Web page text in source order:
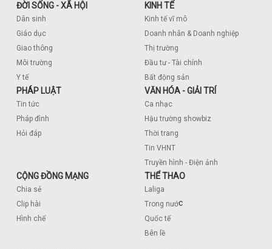
ĐỜI SỐNG - XÃ HỘI
Dân sinh
Giáo dục
Giao thông
Môi trường
Y tế
KINH TẾ
Kinh tế vĩ mô
Doanh nhân & Doanh nghiệp
Thị trường
Đầu tư - Tài chính
Bất động sản
PHÁP LUẬT
Tin tức
Pháp đình
Hỏi đáp
VĂN HÓA - GIẢI TRÍ
Ca nhạc
Hậu trường showbiz
Thời trang
Tin VHNT
Truyền hình - Điện ảnh
CỘNG ĐỒNG MẠNG
Chia sẻ
Clip hài
Hình chế
THỂ THAO
Laliga
Trong nước
Quốc tế
Bên lề